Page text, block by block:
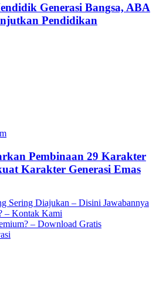
Generasi Bangsa, ABA
Pendidikan
Pembinaan 29 Karakter
Karakter Generasi Emas
Sering Diajukan – Disini Jawabannya
– Kontak Kami
– Download Gratis